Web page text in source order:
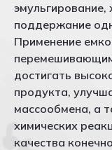
эмульгирование,
поддержание
Применение
достигать
продукта,
массообмена, а
химических
качества